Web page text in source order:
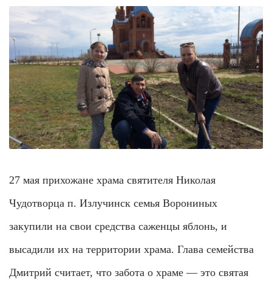
27 мая прихожане храма святителя Николая
Чудотворца п. Излучинск семья Ворониных
закупили на свои средства саженцы яблонь, и
высадили их на территории храма. Глава семейства
Дмитрий считает, что забота о храме — это святая